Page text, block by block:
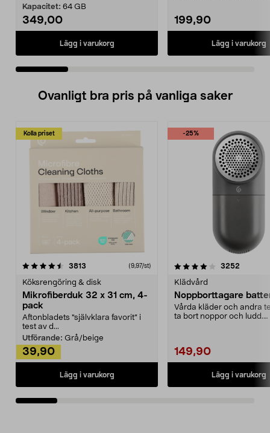
Kapacitet: 64 GB
349,00
Lägg i varukorg
199,90
Lägg i varukorg
Ovanligt bra pris på vanliga saker
Kolla priset
3813 (9,97/st)
Köksrengöring & disk
Mikrofiberduk 32 x 31 cm, 4-
pack
Aftonbladets "självklara favorit” i
test av d...
Utförande: Grå/beige
39,90
Lägg i varukorg
-25%
4.0av 5 stjärnor 3252
Klädvård
Noppborttagare
Vårda kläder och andra
ta bort noppor och ludd.
149,90
Lägg i varukorg
4.5av 5 stjärnor